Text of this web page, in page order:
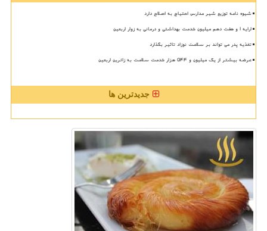
شیوه نامه توزیع شیر مدارس احتیاج به اصلاح دارد
ارایه ۱ و هفت دهم میلیون خدمت بهداشتی و درمانی به زوار اربعین
تغذیه پدر می تواند بر سلامت نوزاد تاثیر بگذارد
عرضه بیشتر از یک میلیون و ۵۴۴ هزار خدمت سلامت به زائرین اربعین
جدیدترین ها